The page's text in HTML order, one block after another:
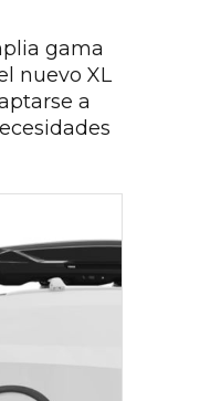
gama
nuevo XL
a